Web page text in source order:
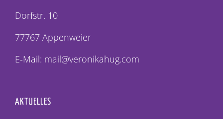
Dorfstr. 10
77767 Appenweier
E-Mail: mail@veronikahug.com
AKTUELLES